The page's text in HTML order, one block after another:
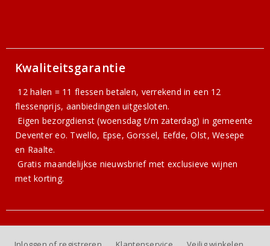
Kwaliteitsgarantie
12 halen = 11 flessen betalen, verrekend in een 12
flessenprijs, aanbiedingen uitgesloten.
Eigen bezorgdienst (woensdag t/m zaterdag) in gemeente
Deventer eo. Twello, Epse, Gorssel, Eefde, Olst, Wesepe
en Raalte.
Gratismaandelijkse nieuwsbriefmet exclusieve wijnen
met korting.